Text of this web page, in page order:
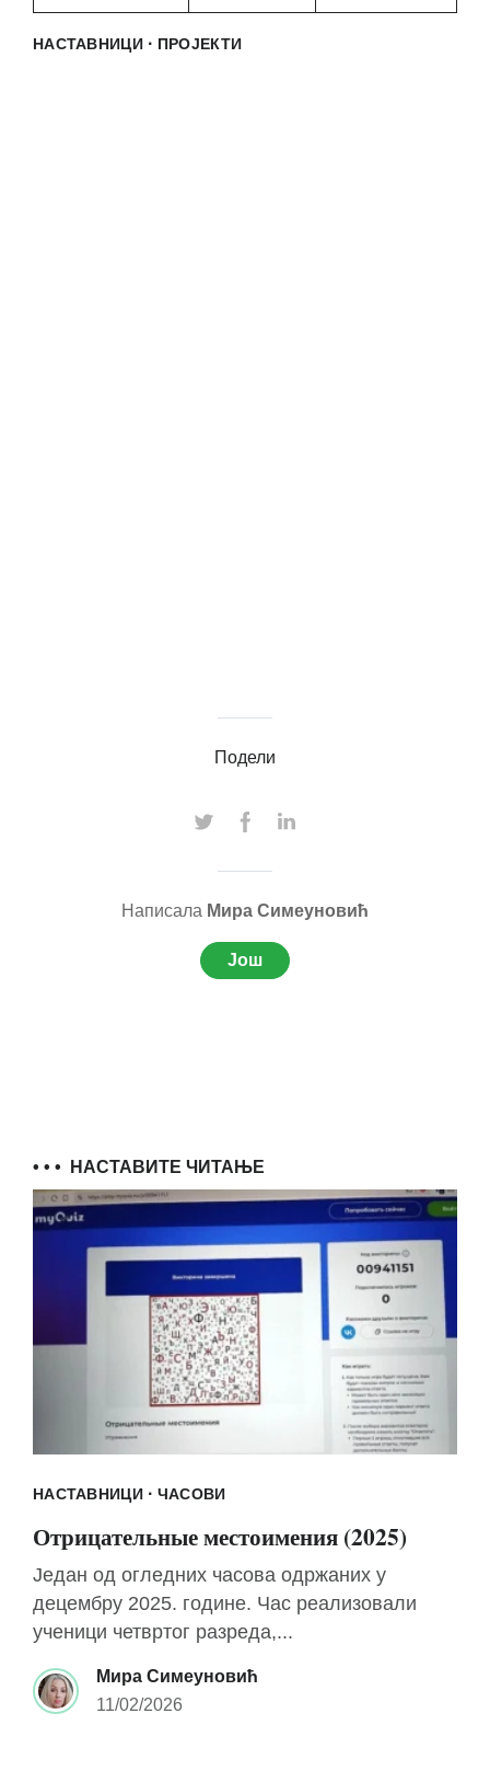
НАСТАВНИЦИ· ПРОЈЕКТИ
Подели
Написала Мира Симеуновић
Још
• • • НАСТАВИТЕ ЧИТАЊЕ
НАСТАВНИЦИ· ЧАСОВИ
Отрицательные местоимения (2025)
Један од огледних часова одржаних у
децембру 2025. године. Час реализовали
ученици четвртог разреда,...
Мира Симеуновић
11/02/2026